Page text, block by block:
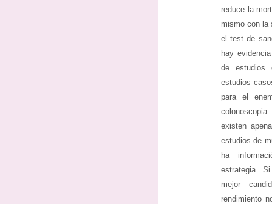
reduce la
mismo con la
el test de
hay
de estudios
estudios
para el
existen
estudios de
ha
estrategia.
mejor
rendimiento